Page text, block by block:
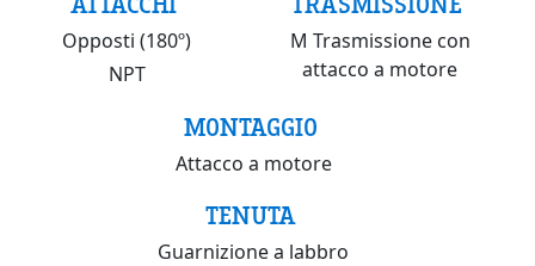
Opposti (180º)
NPT
M Trasmissione con
attacco a motore
MONTAGGIO
Attacco a motore
TENUTA
Guarnizione a labbro